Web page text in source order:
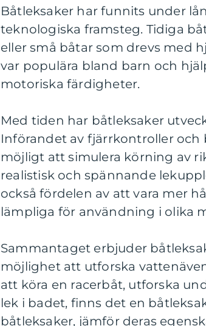
Båtleksaker har funnits under
teknologiska framsteg. Tidiga
eller små båtar som drevs med
var populära bland barn och
motoriska färdigheter.
Med tiden har båtleksaker
Införandet av fjärrkontroller
möjligt att simulera körning av
realistisk och spännande
också fördelen av att vara mer
lämpliga för användning i olika
Sammantaget erbjuder
möjlighet att utforska
att köra en racerbåt, utforska
lek i badet, finns det en
båtleksaker, jämför deras